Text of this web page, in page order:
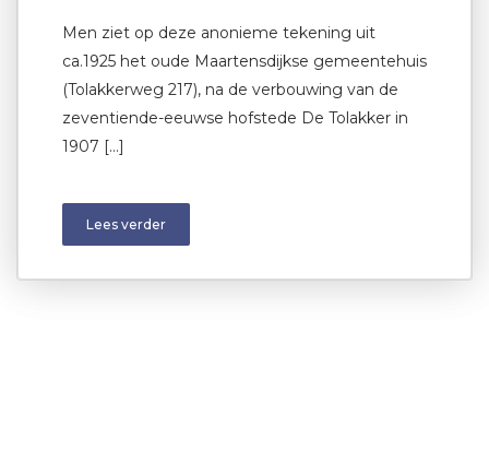
Men ziet op deze anonieme tekening uit
ca.1925 het oude Maartensdijkse gemeentehuis
(Tolakkerweg 217), na de verbouwing van de
zeventiende-eeuwse hofstede De Tolakker in
1907 […]
Lees verder